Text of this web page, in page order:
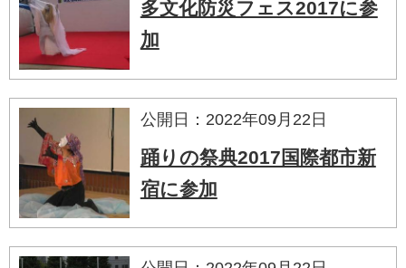
多文化防災フェス2017に参
加
公開日：2022年09月22日
踊りの祭典2017国際都市新
宿に参加